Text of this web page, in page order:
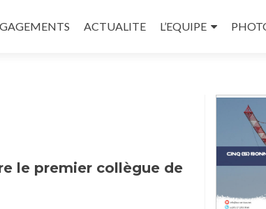
ACTUALITE L’EQUIPE
le premier collègue de